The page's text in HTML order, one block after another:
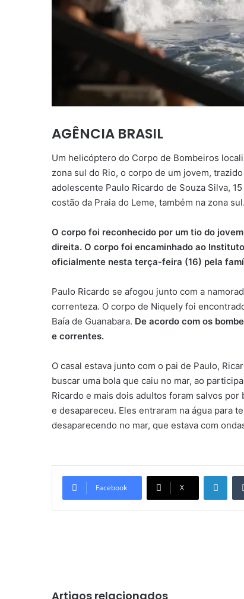
AGÊNCIA BRASIL
Um helicóptero do Corpo de Bombeiros
zona sul do Rio, o corpo de um jovem,
adolescente Paulo Ricardo de Souza Silva,
costão da Praia do Leme, também na zona sul.
O corpo foi reconhecido por um tio do
direita. O corpo foi encaminhado ao
oficialmente nesta terça-feira (16) pela
Paulo Ricardo se afogou junto com a
correnteza. O corpo de Niquely foi
Baía de Guanabara. De acordo com os
e correntes.
O casal estava junto com o pai de Paulo,
buscar uma bola que caiu no mar, ao
Ricardo e mais dois adultos foram salvos
e desapareceu. Eles entraram na água para
desaparecendo no mar, que estava com
Facebook X
Artigos relacionados